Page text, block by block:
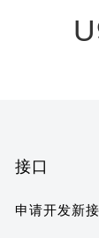
接口
申请开发新